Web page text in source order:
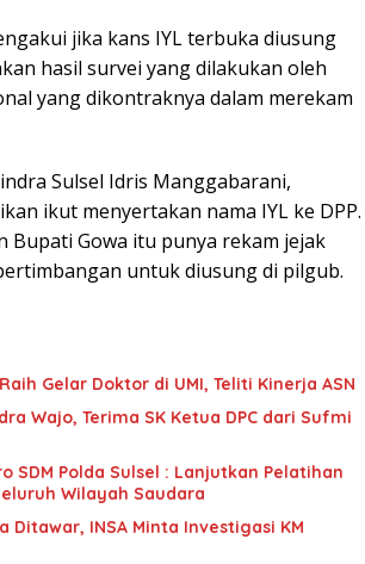
jika kans IYL terbuka diusung
hasil survei yang dilakukan oleh
yang dikontraknya dalam merekam
Sulsel Idris Manggabarani,
ikut menyertakan nama IYL ke DPP.
Bupati Gowa itu punya rekam jejak
untuk diusung di pilgub.
Gelar Doktor di UMI, Teliti Kinerja ASN
Wajo, Terima SK Ketua DPC dari Sufmi
SDM Polda Sulsel : Lanjutkan Pelatihan
Wilayah Saudara
Ditawar, INSA Minta Investigasi KM